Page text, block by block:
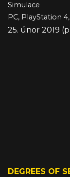
Simulace
PC, PlayStation
25. únor 2019
DEGREES OF